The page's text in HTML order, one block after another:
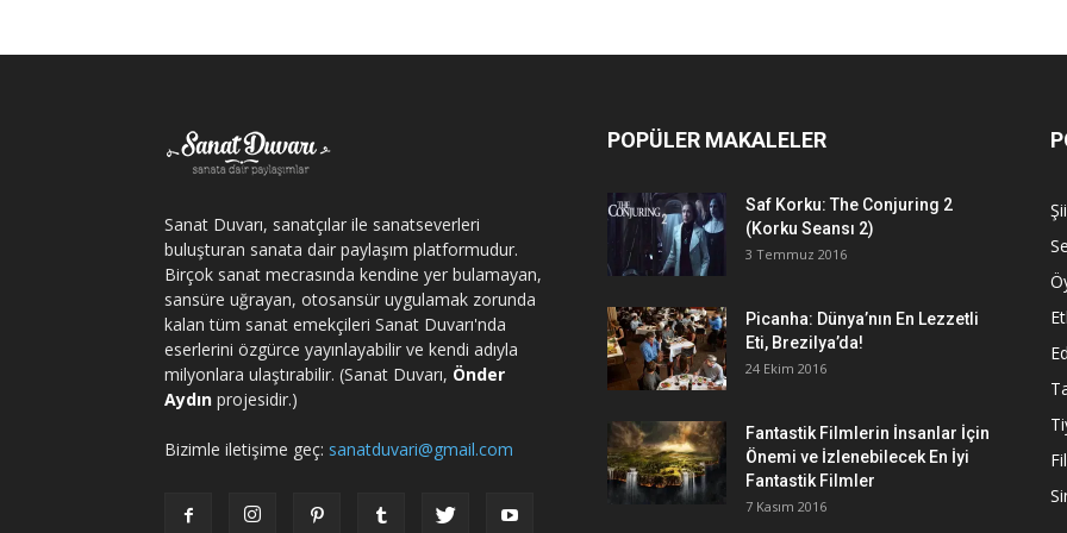
Sanat Duvarı, sanatçılar ile sanatseverleri
buluşturan sanata dair paylaşım platformudur.
Birçok sanat mecrasında kendine yer bulamayan,
sansüre uğrayan, otosansür uygulamak zorunda
kalan tüm sanat emekçileri Sanat Duvarı'nda
eserlerini özgürce yayınlayabilir ve kendi adıyla
milyonlara ulaştırabilir. (Sanat Duvarı, Önder
Aydın projesidir.)
Bizimle iletişime geç: sanatduvari@gmail.com
POPÜLER MAKALELER
Saf Korku: The Conjuring 2
(Korku Seansı 2)
3 Temmuz 2016
Picanha: Dünya’nın En Lezzetli
Eti, Brezilya’da!
24 Ekim 2016
Fantastik Filmlerin İnsanlar İçin
Önemi ve İzlenebilecek En İyi
Fantastik Filmler
7 Kasım 2016